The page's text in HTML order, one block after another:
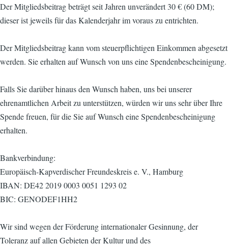
Der Mitgliedsbeitrag beträgt seit Jahren unverändert 30 € (60 DM);
dieser ist jeweils für das Kalenderjahr im voraus zu entrichten.
Der Mitgliedsbeitrag kann vom steuerpflichtigen Einkommen abgesetzt
werden. Sie erhalten auf Wunsch von uns eine Spendenbescheinigung.
Falls Sie darüber hinaus den Wunsch haben, uns bei unserer
ehrenamtlichen Arbeit zu unterstützen, würden wir uns sehr über Ihre
Spende freuen, für die Sie auf Wunsch eine Spendenbescheinigung
erhalten.
Bankverbindung:
Europäisch-Kapverdischer Freundeskreis e. V., Hamburg
IBAN: DE42 2019 0003 0051 1293 02
BIC: GENODEF1HH2
Wir sind wegen der Förderung internationaler Gesinnung, der
Toleranz auf allen Gebieten der Kultur und des